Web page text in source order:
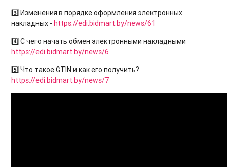
3️⃣ Изменения в порядке оформления электронных
накладных -https://edi.bidmart.by/news/61
4️⃣ С чего начать обмен электронными накладными
https://edi.bidmart.by/news/6
5️⃣ Что такое GTIN и как его получить?
https://edi.bidmart.by/news/7